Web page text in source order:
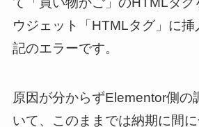
ウジェット「HTMLタグ」に
記のエラーです。
原因が分からずElementor側の
いて、このままでは納期に間